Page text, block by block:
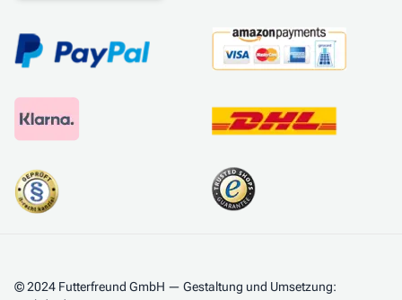
© 2024 Futterfreund GmbH — Gestaltung und Umsetzung: